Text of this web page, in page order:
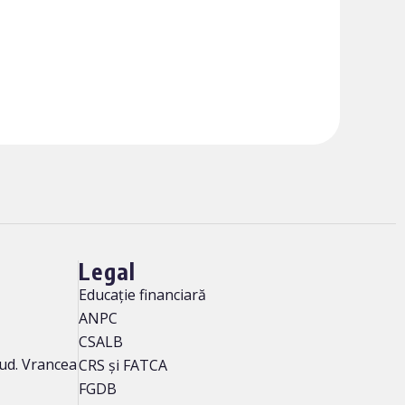
Vrancea
Legal
Educație financiară
ANPC
CSALB
CRS și FATCA
FGDB